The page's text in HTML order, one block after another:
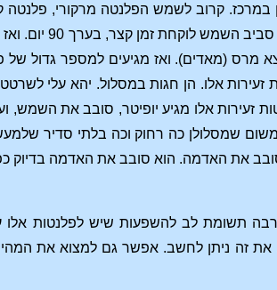
במרכז. קרוב לשמש הפלנטה מרקורי,
קצת רחוק יותר מקיפה וונוס
ואז מגיעים למספר גדול של
אלו. הן חגות במסלול. יהא עלי
אלו מגיע יופיטר, סובב את השמש,
משום שמסלולן כה רחוק וכה בלתי סדיר
את האדמה. הוא סובב את האדמה בדיוק
תשומת לב להשפעות שיש לפלנטות אלו
את זה ניתן לחשב. אפשר גם למצוא את